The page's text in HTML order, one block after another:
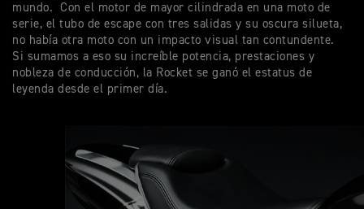
mundo. Con el motor de mayor cilindrada en una moto de
serie, el tubo de escape con tres salidas y su oscura silueta,
no había otra moto con un impacto visual tan contundente.
Si sumamos a eso su increíble potencia, prestaciones y
nobleza de conducción, la Rocket se ganó el estatus de
leyenda desde el primer día.